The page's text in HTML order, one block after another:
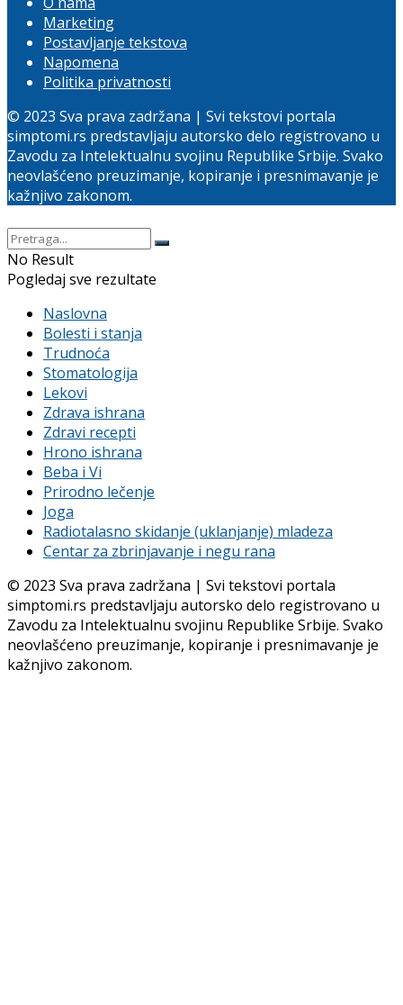
Marketing
Postavljanje tekstova
Napomena
Politika privatnosti
© 2023 Sva prava zadržana | Svi tekstovi portala
simptomi.rs predstavljaju autorsko delo registrovano u
Zavodu za Intelektualnu svojinu Republike Srbije. Svako
neovlašćeno preuzimanje, kopiranje i presnimavanje je
kažnjivo zakonom.
No Result
Pogledaj sve rezultate
Naslovna
Bolesti i stanja
Trudnoća
Stomatologija
Lekovi
Zdrava ishrana
Zdravi recepti
Hrono ishrana
Beba i Vi
Prirodno lečenje
Joga
Radiotalasno skidanje (uklanjanje) mladeza
Centar za zbrinjavanje i negu rana
© 2023 Sva prava zadržana | Svi tekstovi portala
simptomi.rs predstavljaju autorsko delo registrovano u
Zavodu za Intelektualnu svojinu Republike Srbije. Svako
neovlašćeno preuzimanje, kopiranje i presnimavanje je
kažnjivo zakonom.